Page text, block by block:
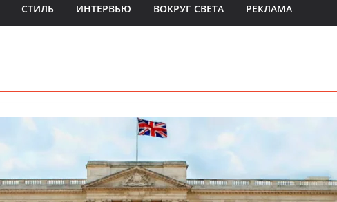
СТИЛЬ ИНТЕРВЬЮ ВОКРУГ СВЕТА РЕКЛАМА